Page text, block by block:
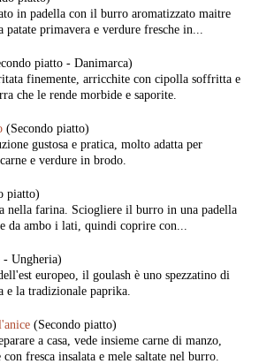
in padella con il burro aromatizzato maitre
patate primavera e verdure fresche in...
piatto - Danimarca)
finemente, arricchite con cipolla soffritta e
che le rende morbide e saporite.
(Secondo piatto)
gustosa e pratica, molto adatta per
e verdure in brodo.
piatto)
nella farina. Sciogliere il burro in una padella
da ambo i lati, quindi coprire con...
- Ungheria)
europeo, il goulash è uno spezzatino di
la tradizionale paprika.
(Secondo piatto)
a casa, vede insieme carne di manzo,
fresca insalata e mele saltate nel burro.